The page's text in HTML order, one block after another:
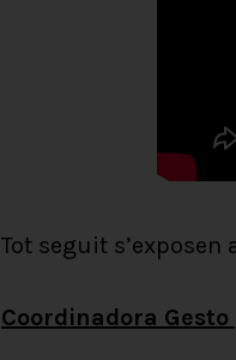
Tot seguit
Coordinadora